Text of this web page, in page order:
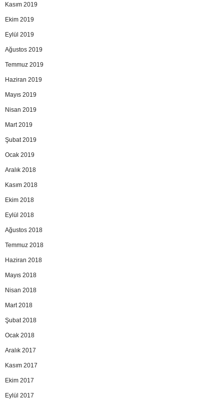
Kasım 2019
Ekim 2019
Eylül 2019
Ağustos 2019
Temmuz 2019
Haziran 2019
Mayıs 2019
Nisan 2019
Mart 2019
Şubat 2019
Ocak 2019
Aralık 2018
Kasım 2018
Ekim 2018
Eylül 2018
Ağustos 2018
Temmuz 2018
Haziran 2018
Mayıs 2018
Nisan 2018
Mart 2018
Şubat 2018
Ocak 2018
Aralık 2017
Kasım 2017
Ekim 2017
Eylül 2017